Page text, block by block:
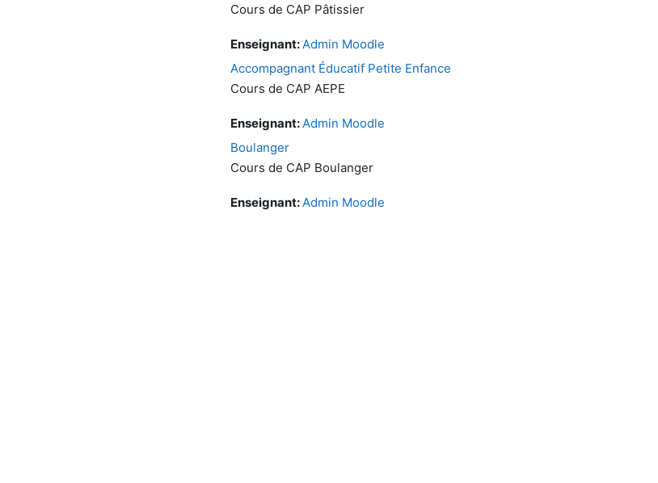
Cours de CAP Pâtissier
Enseignant: Admin Moodle
Accompagnant Éducatif Petite Enfance
Cours de CAP AEPE
Enseignant: Admin Moodle
Boulanger
Cours de CAP Boulanger
Enseignant: Admin Moodle